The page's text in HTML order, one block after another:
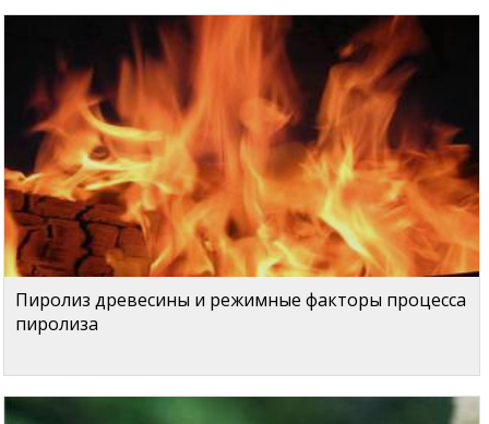
Пиролиз древесины и режимные факторы процесса
пиролиза